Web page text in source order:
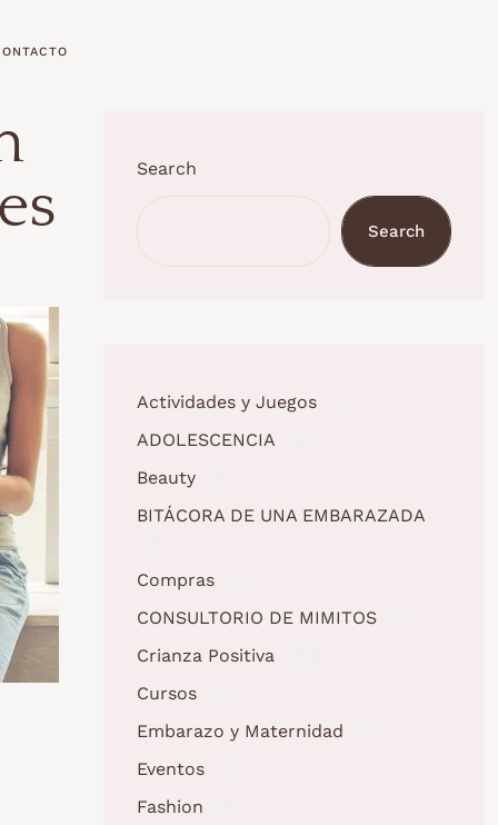
Search
Search
Actividades y Juegos
ADOLESCENCIA
Beauty
BITÁCORA DE UNA EMBARAZADA
Compras
CONSULTORIO DE MIMITOS
Crianza Positiva
Cursos
Embarazo y Maternidad
Eventos
Fashion